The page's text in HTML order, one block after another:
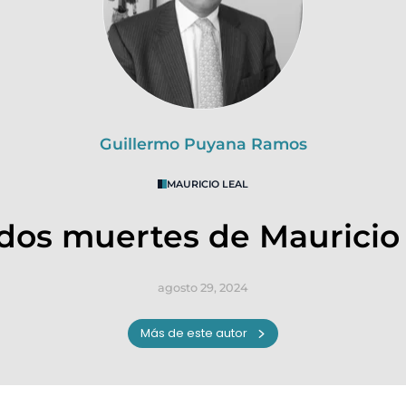
Guillermo Puyana Ramos
MAURICIO LEAL
muertes de Mauricio
agosto 29, 2024
Más de este autor